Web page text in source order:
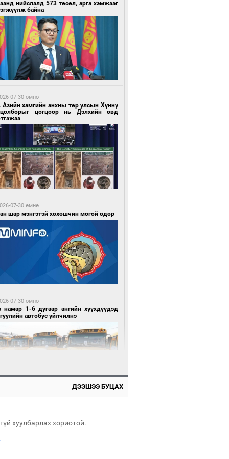
цагийн өмнө өмнө
Улс “COP17”-д “Тал хээрийн
гөө танилцуулна
цагийн өмнө өмнө
төрлийн эмийг нэг эх үүсвэрээс
авах журмыг баталлаа
шатанд хэмнэлтийн горимд шилжиж,
наадам, зөвлөгөөн, гадаад
хориглолоо
ч Монгол Улс өр төлсөөр байна
нийслэлд 573 төсөл, арга хэмжээг
байна
07-30 өмнө
Азийн хамгийн анхны төр улсын Хүннү
цогцоор нь Дэлхийн өвд
07-30 өмнө
шар мэнгэтэй хөхөшчин могой өдөр
07-30 өмнө
намар 1-6 дугаар ангийн хүүхдүүдэд
автобус үйлчилнэ
ДЭЭШЭЭ БУЦАХ
хуулбарлах хориотой.